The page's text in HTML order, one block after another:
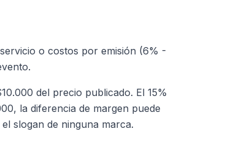
o costos por emisión (6% -
del precio publicado. El 15%
la diferencia de margen puede
slogan de ninguna marca.